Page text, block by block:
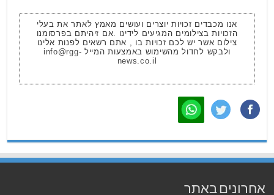
אנו מכבדים זכויות יוצרים ועושים מאמץ לאתר את בעלי
הזכויות בצילומים המגיעים לידינו .אם זיהיתם בפרסומנו
צילום אשר יש לכם זכויות בו , אתם רשאים לפנות אלינו
ולבקש לחדול מהשימוש באמצעות המייל info@rgg-
news.co.il
אחרונים באתר